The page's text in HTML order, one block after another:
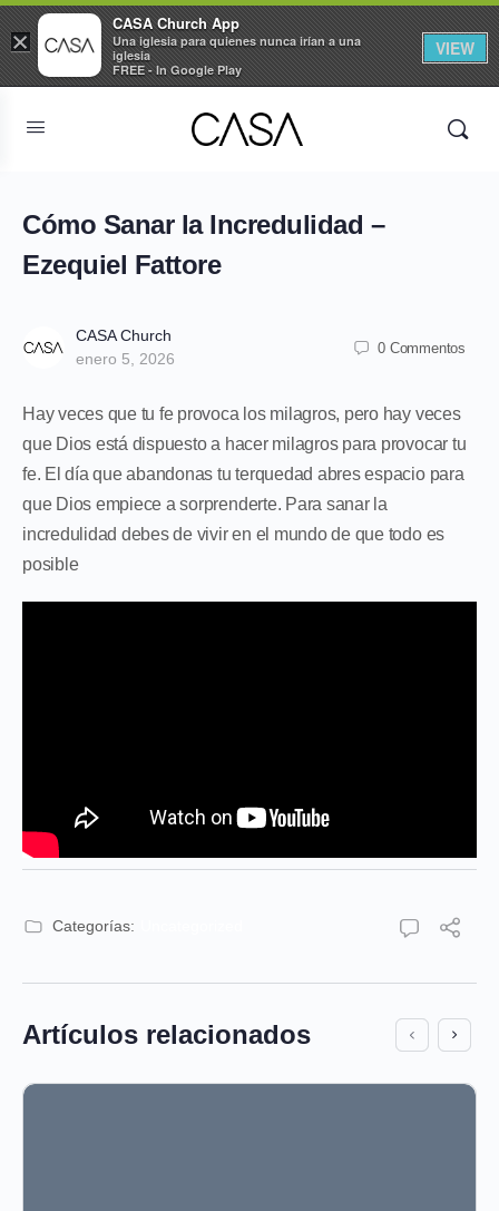
Cómo Sanar la Incredulidad –
Ezequiel Fattore
CASA Church
enero 5, 2026
0 Commentos
Hay veces que tu fe provoca los milagros, pero hay veces
que Dios está dispuesto a hacer milagros para provocar tu
fe. El día que abandonas tu terquedad abres espacio para
que Dios empiece a sorprenderte. Para sanar la
incredulidad debes de vivir en el mundo de que todo es
posible
Categorías:
Artículos relacionados
×
CASA Church App
Una iglesia para quienes nunca irían a una
iglesia
FREE - In Google Play
VIEW